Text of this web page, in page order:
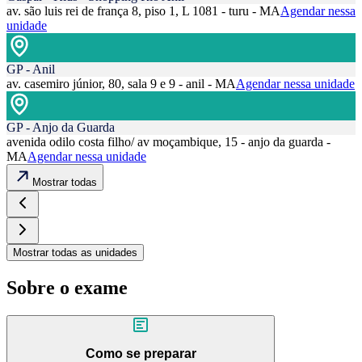
av. são luis rei de frança 8, piso 1, L 1081 - turu - MAAgendar nessa
unidade
GP - Anil
av. casemiro júnior, 80, sala 9 e 9 - anil - MAAgendar nessa unidade
GP - Anjo da Guarda
avenida odilo costa filho/ av moçambique, 15 - anjo da guarda -
MAAgendar nessa unidade
Mostrar todas
Mostrar todas as unidades
Sobre o exame
Como se preparar